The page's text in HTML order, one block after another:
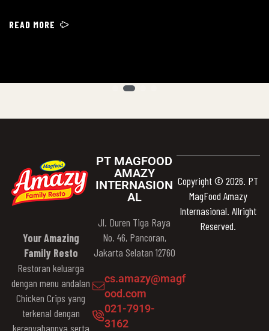
TWA Mangrove tentunya! Keseruan acara yang menanti:
READ MORE
PT MAGFOOD
AMAZY
INTERNASION
AL
Jl. Duren Tiga Raya
No. 46, Pancoran,
Jakarta Selatan 12760
cs.amazy@magf
ood.com
021-7919-
3162
Your Amazing
Family Resto
Restoran keluarga
dengan menu andalan
Chicken Crips yang
terkenal dengan
kerenyahannya serta
Copyright © 2026. PT
MagFood Amazy
Internasional. Allright
Reserved.